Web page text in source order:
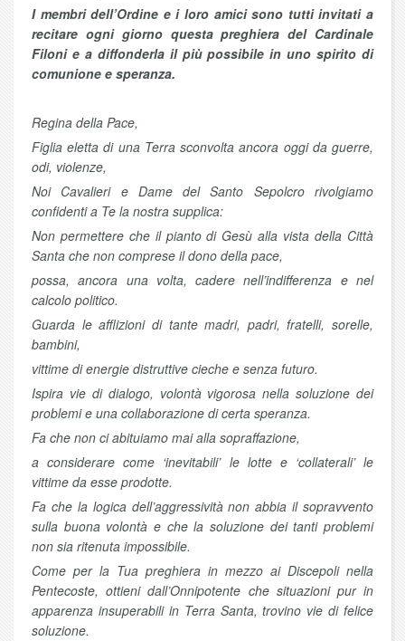
I membri dell’Ordine e i loro amici sono tutti invitati a
recitare ogni giorno questa preghiera del Cardinale
Filoni e a diffonderla il più possibile in uno spirito di
comunione e speranza.
Regina della Pace,
Figlia eletta di una Terra sconvolta ancora oggi da guerre,
odi, violenze,
Noi Cavalieri e Dame del Santo Sepolcro rivolgiamo
confidenti a Te la nostra supplica:
Non permettere che il pianto di Gesù alla vista della Città
Santa che non comprese il dono della pace,
possa, ancora una volta, cadere nell’indifferenza e nel
calcolo politico.
Guarda le afflizioni di tante madri, padri, fratelli, sorelle,
bambini,
vittime di energie distruttive cieche e senza futuro.
Ispira vie di dialogo, volontà vigorosa nella soluzione dei
problemi e una collaborazione di certa speranza.
Fa che non ci abituiamo mai alla sopraffazione,
a considerare come ‘inevitabili’ le lotte e ‘collaterali’ le
vittime da esse prodotte.
Fa che la logica dell’aggressività non abbia il sopravvento
sulla buona volontà e che la soluzione dei tanti problemi
non sia ritenuta impossibile.
Come per la Tua preghiera in mezzo ai Discepoli nella
Pentecoste, ottieni dall’Onnipotente che situazioni pur in
apparenza insuperabili in Terra Santa, trovino vie di felice
soluzione.